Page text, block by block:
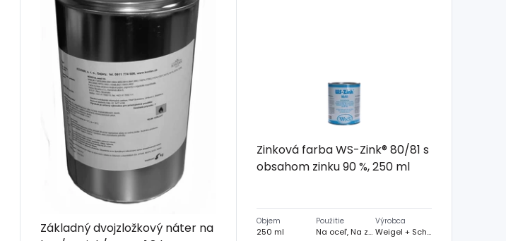
Základný dvojzložkový náter na
Zinková farba WS-Zink® 80/81 s
obsahom zinku 90 %, 250 ml
Objem
250 ml
Použitie
Na oceľ, Na zinok, Na hliník
Výrobca
Weigel + Schmidt